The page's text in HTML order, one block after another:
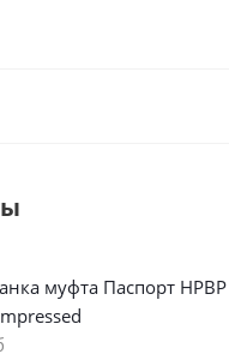
муфта Паспорт